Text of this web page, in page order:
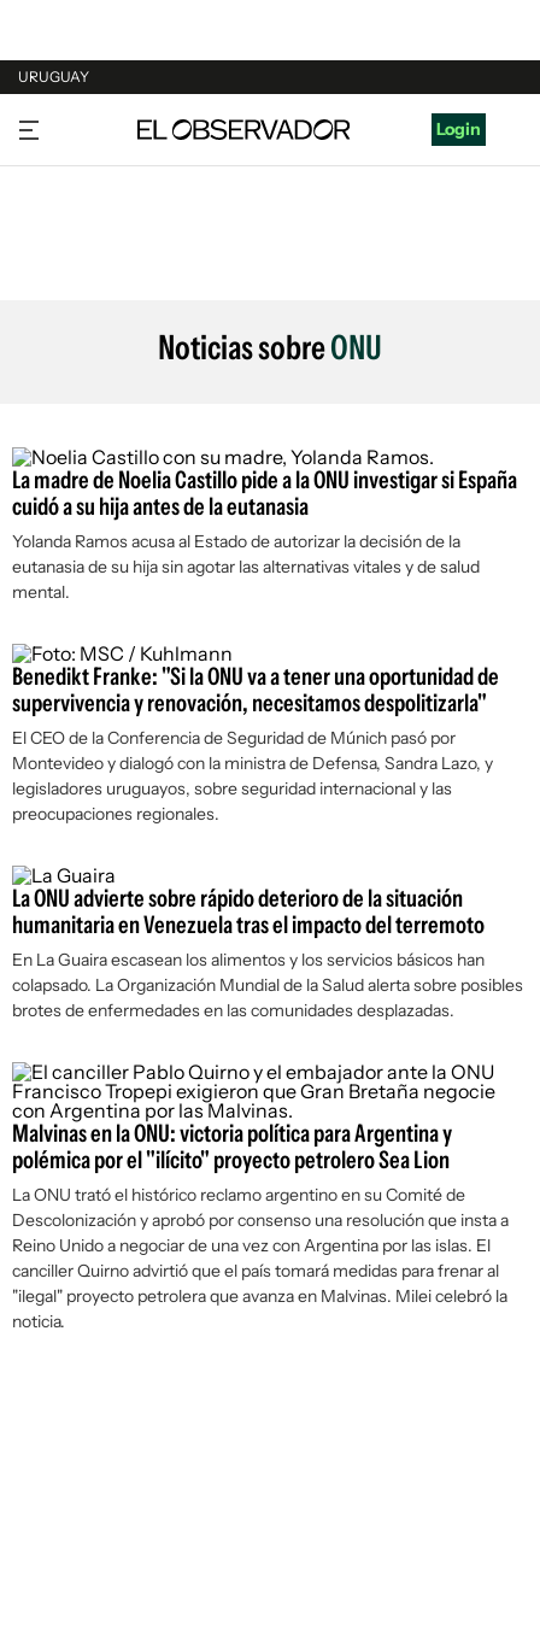
URUGUAY
URUGUAY
ARGENTINA
Login
Noticias sobreONU
La madre de Noelia Castillo pide a la ONU investigar si España
cuidó a su hija antes de la eutanasia
Yolanda Ramos acusa al Estado de autorizar la decisión de la
eutanasia de su hija sin agotar las alternativas vitales y de salud
mental.
Benedikt Franke: "Si la ONU va a tener una oportunidad de
supervivencia y renovación, necesitamos despolitizarla"
El CEO de la Conferencia de Seguridad de Múnich pasó por
Montevideo y dialogó con la ministra de Defensa, Sandra Lazo, y
legisladores uruguayos, sobre seguridad internacional y las
preocupaciones regionales.
La ONU advierte sobre rápido deterioro de la situación
humanitaria en Venezuela tras el impacto del terremoto
En La Guaira escasean los alimentos y los servicios básicos han
colapsado. La Organización Mundial de la Salud alerta sobre posibles
brotes de enfermedades en las comunidades desplazadas.
Malvinas en la ONU: victoria política para Argentina y
polémica por el "ilícito" proyecto petrolero Sea Lion
La ONU trató el histórico reclamo argentino en su Comité de
Descolonización y aprobó por consenso una resolución que insta a
Reino Unido a negociar de una vez con Argentina por las islas. El
canciller Quirno advirtió que el país tomará medidas para frenar al
"ilegal" proyecto petrolera que avanza en Malvinas. Milei celebró la
noticia.